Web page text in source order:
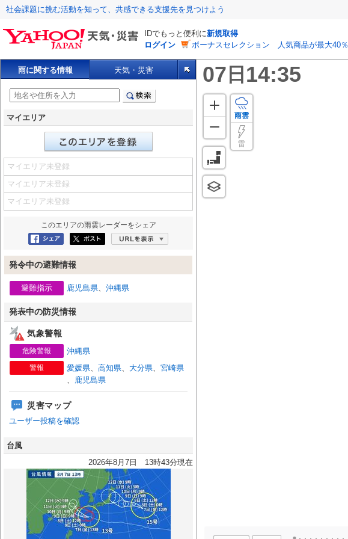
社会課題に挑む活動を知って、共感できる支援先を見つけよう
IDでもっと便利に新規取得
ログイン
ボーナスセレクション 人気商品が最大40％
雨に関する情報 天気・災害
マイエリア
マイエリア未登録
マイエリア未登録
マイエリア未登録
このエリアの雨雲レーダーをシェア
Facebookにシェア
ポスト
発令中の避難情報
避難指示 鹿児島県、 沖縄県
発表中の防災情報
気象警報
危険警報 沖縄県
警報 愛媛県、 高知県、 大分県、 宮崎県
、 鹿児島県
災害マップ
ユーザー投稿を確認
台風
2026年8月7日 13時43分現在
雨雲
雷
07 日 14:35